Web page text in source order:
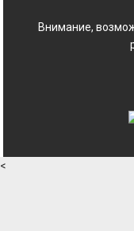
Внимание,
<